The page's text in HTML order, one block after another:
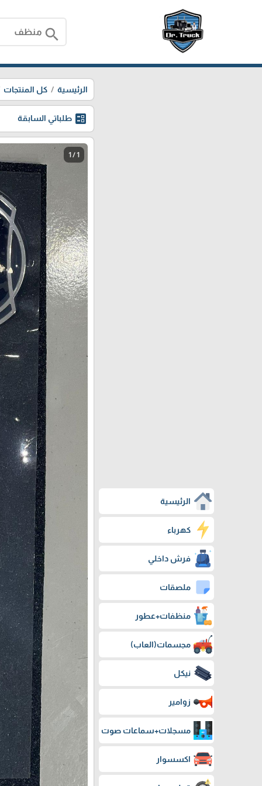
search
الرئيسية
كهرباء
فرش داخلي
ملصقات
منظفات+عطور
مجسمات(العاب)
نيكل
زوامير
مسجلات+سماعات صوت
اكسسوار
الرئيسية كل المنتجات
ballot طلباتي السابقة
1 / 1